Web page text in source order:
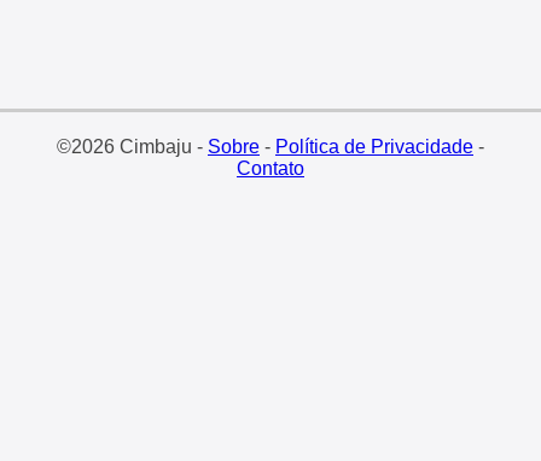
©2026 Cimbaju - Sobre- Política de Privacidade-
Contato